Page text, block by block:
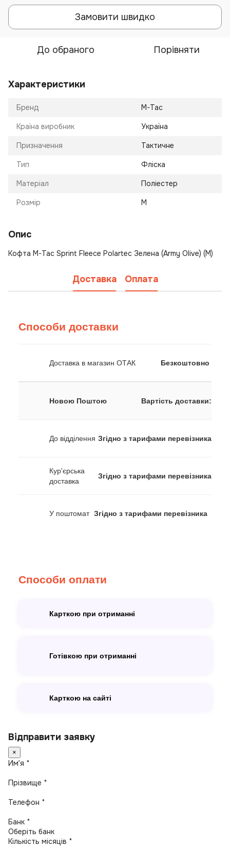
Замовити швидко
До обраного Порівняти
Характеристики
Бренд M-Tac
Країна виробник Україна
Призначення Тактичне
Тип Фліска
Матеріал Поліестер
Розмір M
Опис
Кофта M-Tac Sprint Fleece Polartec Зелена (Army Olive) (M)
Доставка Оплата
Способи доставки
Доставка в магазин ОТАК Безкоштовно
Новою Поштою Вартість доставки:
До відділення Згідно з тарифами перевізника
Кур'єрська
доставка
Згідно з тарифами перевізника
У поштомат Згідно з тарифами перевізника
Способи оплати
Карткою при отриманні
Готівкою при отриманні
Карткою на сайті
Відправити заявку
×
Имʼя *
Прізвище *
Телефон *
Банк *
Кількість місяців *